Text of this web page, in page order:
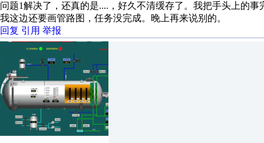
问题1解决了，还真的是....，好久不清缓存了。我把手头上的
我这边还要画管路图，任务没完成。晚上再来说别的。
回复 引用 举报